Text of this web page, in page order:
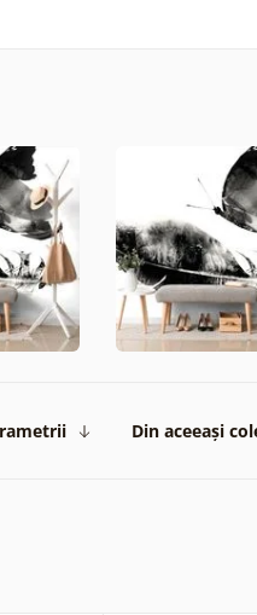
Din aceeași